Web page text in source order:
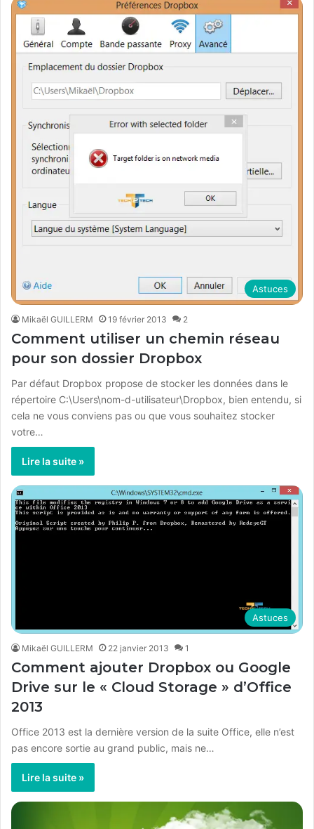
Astuces
Mikaël GUILLERM 19 février 2013 2
Comment utiliser un chemin réseau
pour son dossier Dropbox
Par défaut Dropbox propose de stocker les données dans le
répertoire C:\Users\nom-d-utilisateur\Dropbox, bien entendu, si
cela ne vous conviens pas ou que vous souhaitez stocker
votre…
Lire la suite »
Astuces
Mikaël GUILLERM 22 janvier 2013 1
Comment ajouter Dropbox ou Google
Drive sur le « Cloud Storage » d’Office
2013
Office 2013 est la dernière version de la suite Office, elle n’est
pas encore sortie au grand public, mais ne…
Lire la suite »